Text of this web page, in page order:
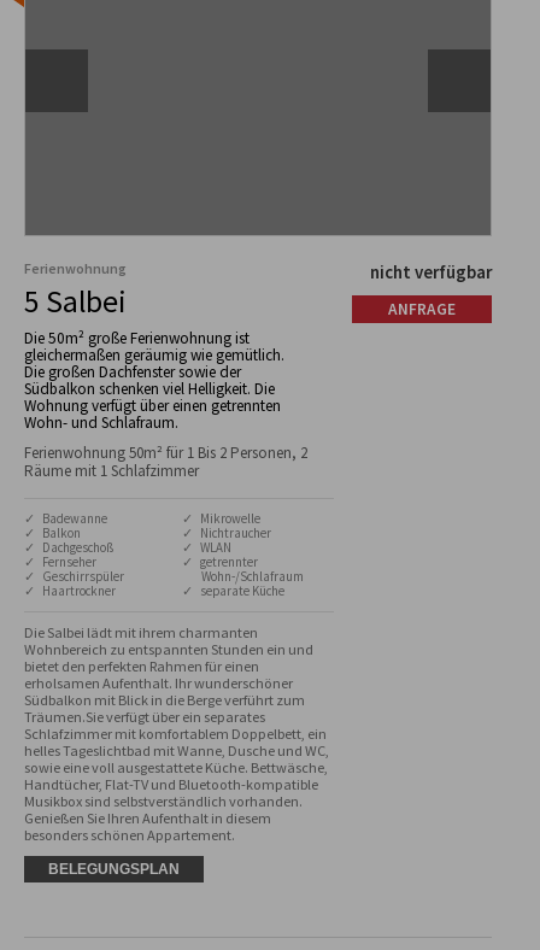
Ferienwohnung
5 Salbei
Die 50m² große Ferienwohnung ist
gleichermaßen geräumig wie gemütlich.
Die großen Dachfenster sowie der
Südbalkon schenken viel Helligkeit. Die
Wohnung verfügt über einen getrennten
Wohn- und Schlafraum.
Ferienwohnung 50m² für 1 Bis 2 Personen, 2
Räume mit 1 Schlafzimmer
✓ Badewanne
✓ Balkon
✓ Dachgeschoß
✓ Fernseher
✓ Geschirrspüler
✓ Haartrockner
✓ Mikrowelle
✓ Nichtraucher
✓ WLAN
✓ getrennter
Wohn-/Schlafraum
✓ separate Küche
Die Salbei lädt mit ihrem charmanten
Wohnbereich zu entspannten Stunden ein und
bietet den perfekten Rahmen für einen
erholsamen Aufenthalt. Ihr wunderschöner
Südbalkon mit Blick in die Berge verführt zum
Träumen.Sie verfügt über ein separates
Schlafzimmer mit komfortablem Doppelbett, ein
helles Tageslichtbad mit Wanne, Dusche und WC,
sowie eine voll ausgestattete Küche. Bettwäsche,
Handtücher, Flat-TV und Bluetooth-kompatible
Musikbox sind selbstverständlich vorhanden.
Genießen Sie Ihren Aufenthalt in diesem
besonders schönen Appartement.
nicht verfügbar
ANFRAGE
BELEGUNGSPLAN